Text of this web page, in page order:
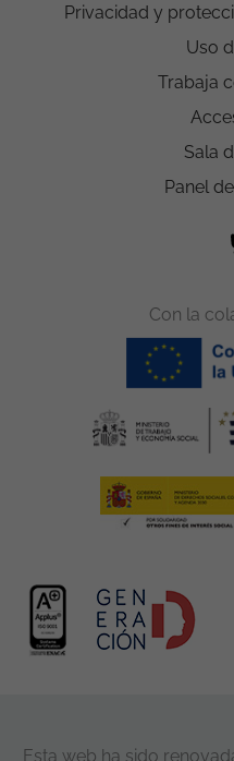
Privacidad y
Uso
Trabaja
Sala
Panel
Con la
Esta web ha sido